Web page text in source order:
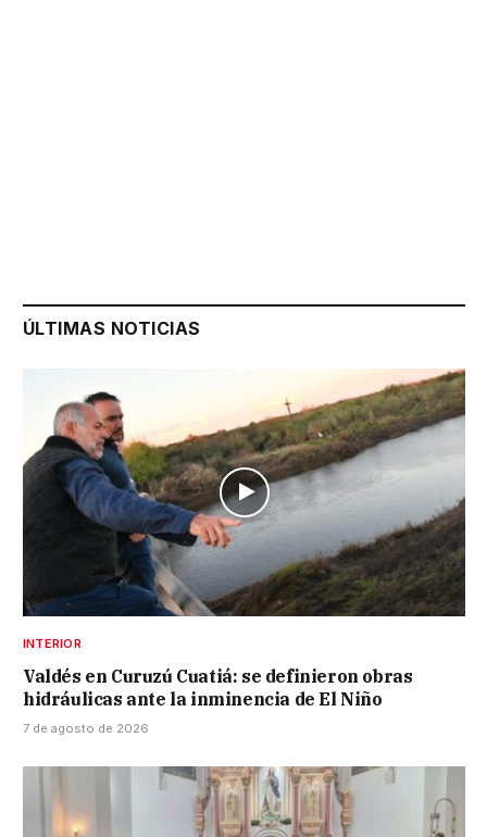
ÚLTIMAS NOTICIAS
INTERIOR
Valdés en Curuzú Cuatiá: se definieron obras
hidráulicas ante la inminencia de El Niño
7 de agosto de 2026